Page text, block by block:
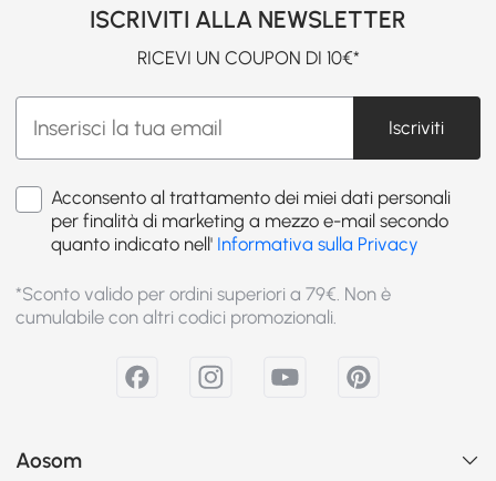
ISCRIVITI ALLA NEWSLETTER
RICEVI UN COUPON DI 10€*
Iscriviti
Acconsento al trattamento dei miei dati personali
per finalità di marketing a mezzo e-mail secondo
quanto indicato nell' Informativa sulla Privacy
*Sconto valido per ordini superiori a 79€. Non è
cumulabile con altri codici promozionali.
Aosom